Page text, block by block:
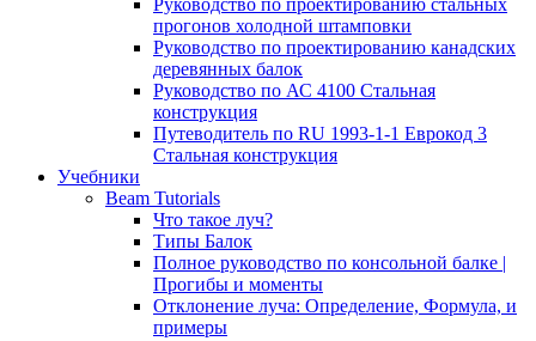
Руководство по проектированию стальных
прогонов холодной штамповки
Руководство по проектированию канадских
деревянных балок
Руководство по АС 4100 Стальная
конструкция
Путеводитель по RU 1993-1-1 Еврокод 3
Стальная конструкция
Учебники
Beam Tutorials
Что такое луч?
Типы Балок
Полное руководство по консольной балке |
Прогибы и моменты
Отклонение луча: Определение, Формула, и
примеры